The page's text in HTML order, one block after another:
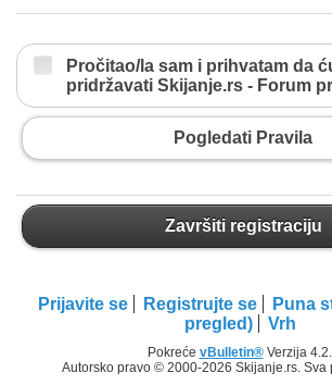
Pročitao/la sam i prihvatam da
pridržavati Skijanje.rs - Forum
Pogledati Pravila
Završiti registraciju
Prijavite se Registrujte se
Puna
pregled)
Vrh
Pokreće vBulletin®Verzija
Autorsko pravo © 2000-2026 Skijanje.rs. Sva